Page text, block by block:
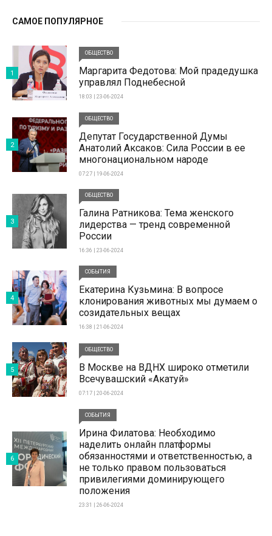
САМОЕ ПОПУЛЯРНОЕ
ОБЩЕСТВО
Маргарита Федотова: Мой прадедушка
управлял Поднебесной
18:03 | 23-06-2024
1
ОБЩЕСТВО
Депутат Государственной Думы
Анатолий Аксаков: Сила России в ее
многонациональном народе
07:27 | 19-06-2024
2
ОБЩЕСТВО
Галина Ратникова: Тема женского
лидерства — тренд современной
России
16:36 | 23-06-2024
3
СОБЫТИЯ
Екатерина Кузьмина: В вопросе
клонирования животных мы думаем о
созидательных вещах
16:38 | 21-06-2024
4
ОБЩЕСТВО
В Москве на ВДНХ широко отметили
Всечувашский «Акатуй»
07:17 | 20-06-2024
5
СОБЫТИЯ
Ирина Филатова: Необходимо
наделить онлайн платформы
обязанностями и ответственностью, а
не только правом пользоваться
привилегиями доминирующего
положения
23:31 | 26-06-2024
6